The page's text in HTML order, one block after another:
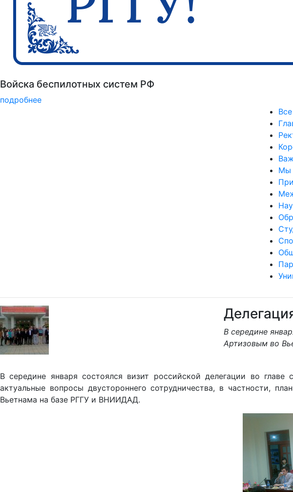
Психологическая служба РГГУ
подробнее
Мы
В середине
Артизовым во
В середине января состоялся визит российской делегации во
актуальные вопросы двустороннего сотрудничества, в частности,
Вьетнама на базе РГГУ и ВНИИДАД.